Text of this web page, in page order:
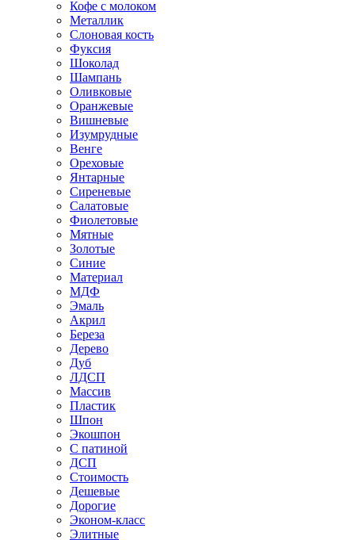
Кофе с молоком
Металлик
Слоновая кость
Фуксия
Шоколад
Шампань
Оливковые
Оранжевые
Вишневые
Изумрудные
Венге
Ореховые
Янтарные
Сиреневые
Салатовые
Фиолетовые
Мятные
Золотые
Синие
Материал
МДФ
Эмаль
Акрил
Береза
Дерево
Дуб
ЛДСП
Массив
Пластик
Шпон
Экошпон
С патиной
ДСП
Стоимость
Дешевые
Дорогие
Эконом-класс
Элитные